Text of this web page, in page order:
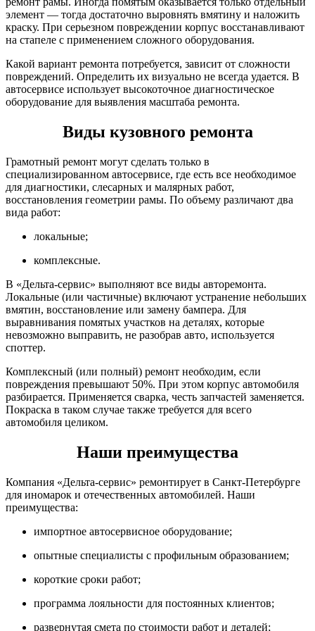
элемент — тогда достаточно выровнять вмятину и наложить
краску. При серьезном повреждении корпус восстанавливают
на стапеле с применением сложного оборудования.
Какой вариант ремонта потребуется, зависит от сложности
повреждений. Определить их визуально не всегда удается. В
автосервисе использует высокоточное диагностическое
оборудование для выявления масштаба ремонта.
Виды кузовного ремонта
Грамотный ремонт могут сделать только в
специализированном автосервисе, где есть все необходимое
для диагностики, слесарных и малярных работ,
восстановления геометрии рамы. По объему различают два
вида работ:
локальные;
комплексные.
В «Дельта-сервис» выполняют все виды авторемонта.
Локальные (или частичные) включают устранение небольших
вмятин, восстановление или замену бампера. Для
выравнивания помятых участков на деталях, которые
невозможно выправить, не разобрав авто, используется
споттер.
Комплексный (или полный) ремонт необходим, если
повреждения превышают 50%. При этом корпус автомобиля
разбирается. Применяется сварка, честь запчастей заменяется.
Покраска в таком случае также требуется для всего
автомобиля целиком.
Наши преимущества
Компания «Дельта-сервис» ремонтирует в Санкт-Петербурге
для иномарок и отечественных автомобилей. Наши
преимущества:
импортное автосервисное оборудование;
опытные специалисты с профильным образованием;
короткие сроки работ;
программа лояльности для постоянных клиентов;
развернутая смета по стоимости работ и деталей;